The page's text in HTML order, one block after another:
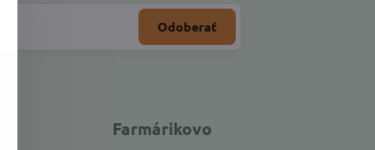
Odoberať
Farmárikovo